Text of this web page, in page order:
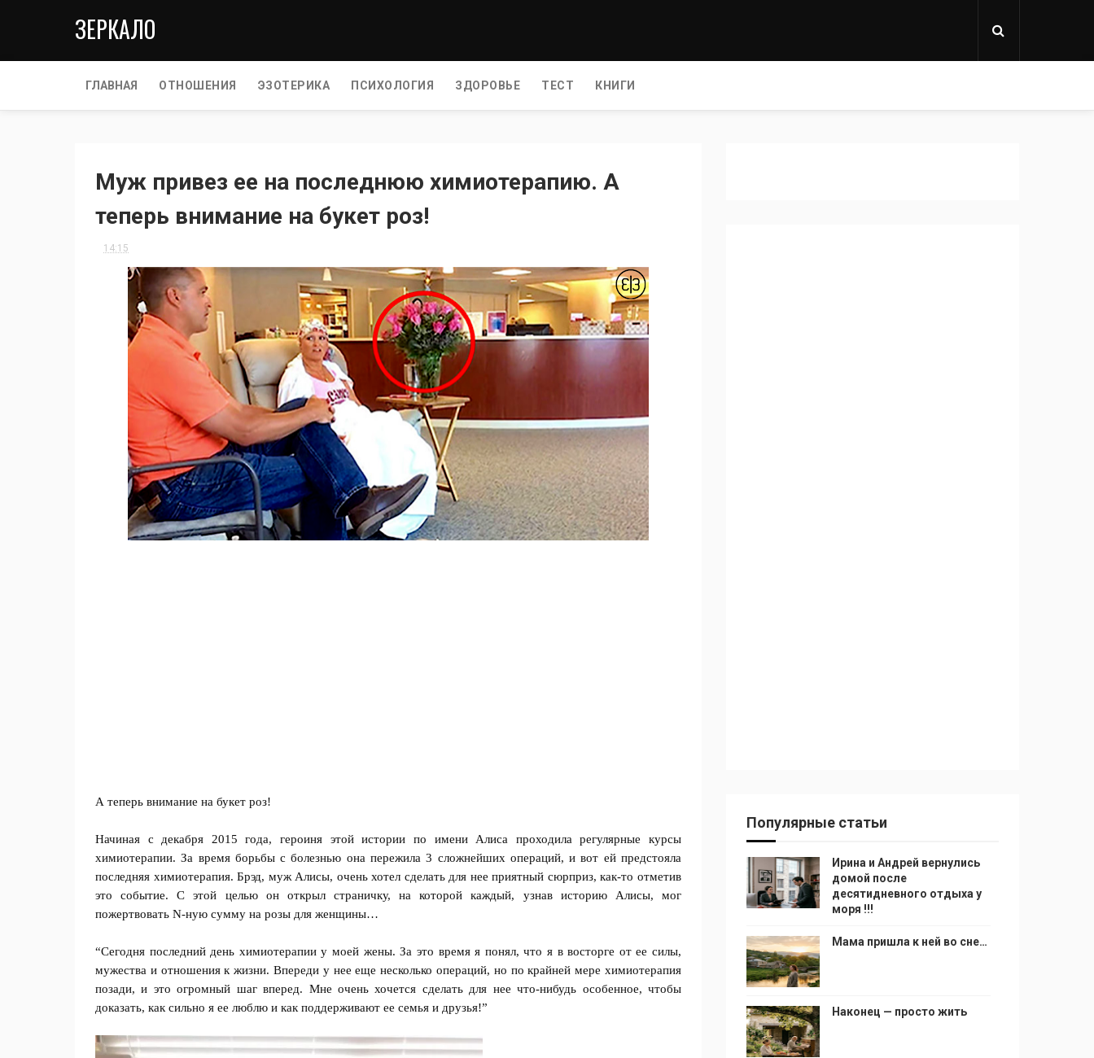
ЗЕРКАЛО
ГЛАВНАЯ ОТНОШЕНИЯ ЭЗОТЕРИКА ПСИХОЛОГИЯ ЗДОРОВЬЕ ТЕСТ КНИГИ
Муж привез ее на последнюю химиотерапию. А
теперь внимание на букет роз!
14:15
А теперь внимание на букет роз!
Начиная с декабря 2015 года, героиня этой истории по имени Алиса проходила регулярные курсы
химиотерапии. За время борьбы с болезнью она пережила 3 сложнейших операций, и вот ей предстояла
последняя химиотерапия. Брэд, муж Алисы, очень хотел сделать для нее приятный сюрприз, как-то отметив
это событие. С этой целью он открыл страничку, на которой каждый, узнав историю Алисы, мог
пожертвовать N-ную сумму на розы для женщины…
“Сегодня последний день химиотерапии у моей жены. За это время я понял, что я в восторге от ее силы,
мужества и отношения к жизни. Впереди у нее еще несколько операций, но по крайней мере химиотерапия
позади, и это огромный шаг вперед. Мне очень хочется сделать для нее что-нибудь особенное, чтобы
доказать, как сильно я ее люблю и как поддерживают ее семья и друзья!”
Популярные статьи
Ирина и Андрей вернулись
домой после
десятидневного отдыха у
моря !!!
Мама пришла к ней во сне…
Наконец — просто жить